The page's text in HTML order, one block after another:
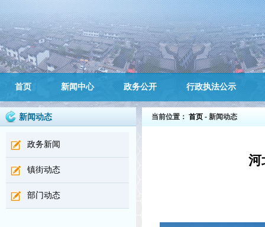
首页 新闻中心 政务公开 行政执法公示
新闻动态
政务新闻
镇街动态
部门动态
当前位置： 首页 - 新闻动态
河